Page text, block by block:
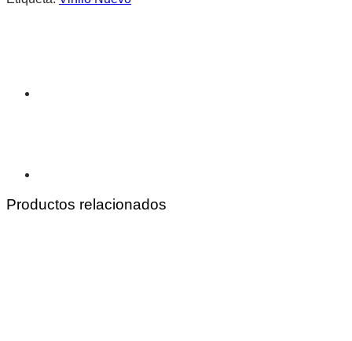
Productos relacionados